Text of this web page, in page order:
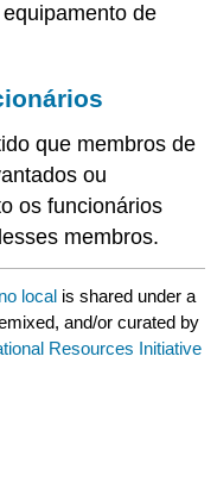
de
que membros de
ou
os funcionários
membros.
local is shared under a
and/or curated by
Resources Initiative